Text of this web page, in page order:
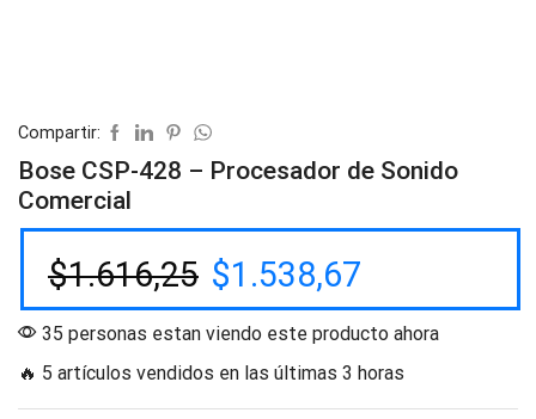
Compartir:
Bose CSP-428 – Procesador de Sonido
Comercial
$1.616,25 $1.538,67
35 personas estan viendo este producto ahora
🔥 5 artículos vendidos en las últimas 3 horas